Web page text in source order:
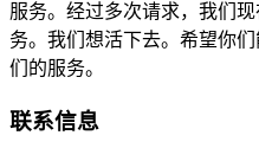
服务。经过多次请求，我们
务。我们想活下去。希望你
们的服务。
联系信息